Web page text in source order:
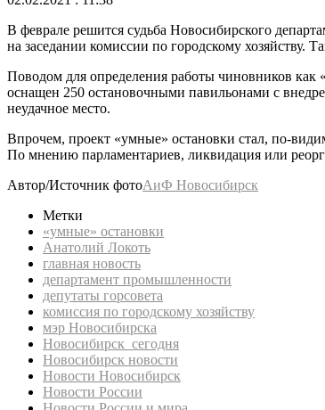
В феврале решится судьба Новосибирского
на заседании комиссии по городскому хозяйству.
Поводом для определения работы чиновников как
оснащен 250 остановочными павильонами с
неудачное место.
Впрочем, проект «умные» остановки стал, по-
По мнению парламентариев, ликвидация или
Автор/Источник фотоАиФ Новосибирск
Метки
«умные» остановки
Анатолий Локоть
главная новость
департамент промышленности
депутаты горсовета
комиссия по городскому хозяйству
мэр Новосибирска
Новосибирск сегодня
Новосибирск новости
Новости Новосибирск
Новости России